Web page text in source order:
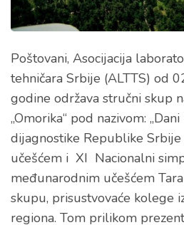
Poštovani, Asocijacija
tehničara Srbije (ALTTS) od
godine održava stručni skup
„Omorika“ pod nazivom:
dijagnostike Republike
učešćem i XI Nacionalni
međunarodnim učešćem
skupu, prisustvovaće kolege
regiona. Tom prilikom